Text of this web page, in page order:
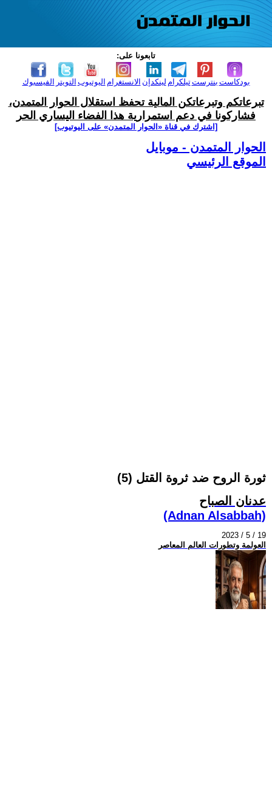
تابعونا على:
الفيسبوك التويتر اليوتيوب الانستغرام لينكدإن تيلكرامبنترست بودكاست
تبرعاتكم وتبرعاتكن المالية تحفظ استقلال الحوار المتمدن،
فشاركونا في دعم استمرارية هذا الفضاء اليساري الحر
[اشترك في قناة ‫«الحوار المتمدن» على اليوتيوب]
الحوار المتمدن - موبايل
الموقع الرئيسي
ثورة الروح ضد ثروة القتل (5)
عدنان الصباح
(Adnan Alsabbah)
2023 / 5 / 19
العولمة وتطورات العالم المعاصر